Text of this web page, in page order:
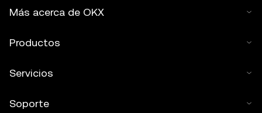
Más acerca de OKX
Productos
Servicios
Soporte